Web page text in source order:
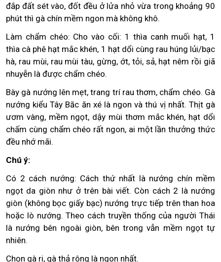
đắp đất sét vào, đốt đều ở lửa nhỏ vừa trong khoảng 90
phút thì gà chín mềm ngon mà không khô.
Làm chẩm chéo: Cho vào cối: 1 thìa canh muối hạt, 1
thìa cà phê hạt mắc khén, 1 hạt dổi cùng rau húng lủi/bạc
hà, rau mùi, rau mùi tàu, gừng, ớt, tỏi, sả, hạt nêm rồi giã
nhuyễn là được chẩm chéo.
Bày gà nướng lên mẹt, trang trí rau thơm, chẩm chéo. Gà
nướng kiểu Tây Băc ăn xé là ngon và thú vị nhất. Thịt gà
ươm vàng, mềm ngọt, dậy mùi thơm mắc khén, hạt dổi
chấm cùng chẩm chéo rất ngon, ai một lần thưởng thức
đều nhớ mãi.
Chú ý:
Có 2 cách nướng: Cách thứ nhất là nướng chín mềm
ngọt da giòn như ở trên bài viết. Còn cách 2 là nướng
giòn (không bọc giấy bạc) nướng trực tiếp trên than hoa
hoặc lò nướng. Theo cách truyền thống của người Thái
là nướng bên ngoài giòn, bên trong vẫn mềm ngọt tự
nhiên.
Chọn gà ri, gà thả rông là ngon nhất.